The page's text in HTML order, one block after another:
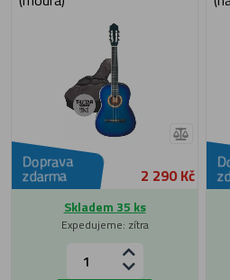
Doprava
zdarma 2 290 Kč
Skladem 35 ks
Expedujeme: zítra